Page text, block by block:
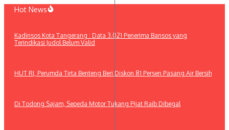
Lewati
Hot News
Kadinsos Kota Tangerang : Data 3.021 Penerima Bansos yang
Terindikasi Judol Belum Valid
HUT RI, Perumda Tirta Benteng Beri Diskon 81 Persen Pasang Air Bersih
Di Todong Sajam, Sepeda Motor Tukang Pijat Raib Dibegal